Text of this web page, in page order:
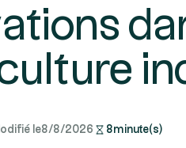
le8/8/2026 8minute(s)